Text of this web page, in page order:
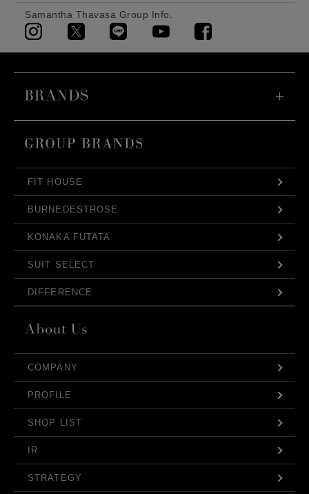
Samantha Thavasa Group Info.
FIT HOUSE
BURNEDESTROSE
KONAKA FUTATA
SUIT SELECT
DIFFERENCE
COMPANY
PROFILE
SHOP LIST
IR
STRATEGY